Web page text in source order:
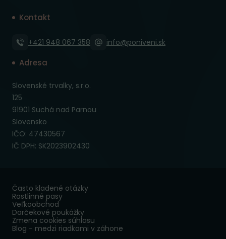
Kontakt
+421 948 067 358 info@poniveni.sk
Adresa
Slovenské trvalky, s.r.o.
125
91901 Suchá nad Parnou
Slovensko
IČO: 47430567
IČ DPH: SK2023902430
Často kladené otázky
Rastlinné pasy
Veľkoobchod
Darčekové poukážky
Zmena cookies súhlasu
Blog - medzi riadkami v záhone